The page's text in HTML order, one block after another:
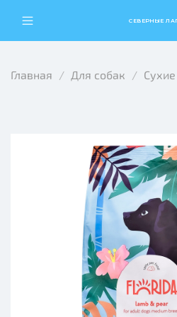
СЕВЕРНЫЕ
Главная Для собак